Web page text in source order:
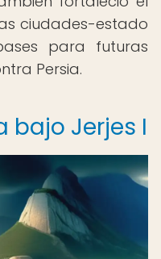
ciudades-estado
para futuras
Persia.
bajo Jerjes I